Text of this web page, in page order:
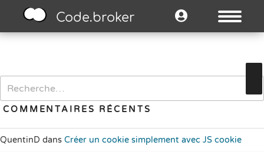
Code.broker
Recherche
pour
COMMENTAIRES RÉCENTS
QuentinD dans Créer un cookie simplement avec JS cookie